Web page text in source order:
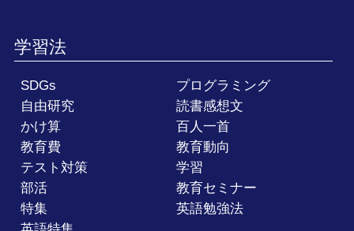
学習法
SDGs
プログラミング
自由研究
読書感想文
かけ算
百人一首
教育費
教育動向
テスト対策
学習
部活
教育セミナー
特集
英語勉強法